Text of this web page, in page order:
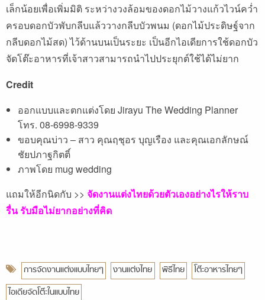
เล็กน้อยเพื่อเพิ่มมิติ ระหว่างวงล้อมของดอกไม้วางแก้วไวน์คว่ำ
ครอบดอกบัวพับกลีบแล้ววางกลีบบัวพนม (ดอกไม้ประดิษฐ์จาก
กลีบดอกไม้สด) ไว้ด้านบนเป็นระยะ เป็นอีกไอเดียการใช้ดอกบัว
จัดโต๊ะอาหารที่เจ้าสาวสามารถนำไปประยุกต์ใช้ได้ไม่ยาก
Credit
ออกแบบและตกแต่งโดย Jirayu The Wedding Planner
โทร. 08-6998-9339
ขอบคุณบ่าว – สาว คุณฤชุอร บุญเรือง และคุณเอกลักษณ์
ชัยปภาฐกิตติ์
ภาพโดย mug wedding
แถมให้อีกนิดกับ >> จัดงานแต่งไทยด้วยตัวเองอย่างไรให้ราบ
รื่น รับมือไม่ยากอย่างที่คิด
การจัดงานแต่งแบบไทยๆ งานแต่งไทย พิธีไทย
โต๊ะอาหารไทยๆ
ไอเดียจัดโต๊ะในแบบไทย